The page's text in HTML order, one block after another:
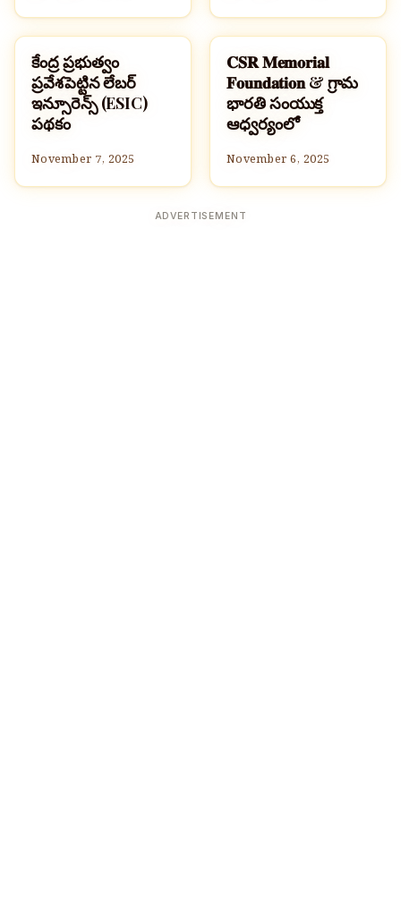
సమాచారం మరియు సేకరణ
కేంద్ర ప్రభుత్వం
ప్రవేశపెట్టిన లేబర్
ఇన్సూరెన్స్ (ESIC)
పథకం
November 7, 2025
సమాచారం మరియు సేకరణ
𝐂𝐒𝐑 𝐌𝐞𝐦𝐨𝐫𝐢𝐚𝐥
𝐅𝐨𝐮𝐧𝐝𝐚𝐭𝐢𝐨𝐧 & గ్రామ
భారతి సంయుక్త
ఆధ్వర్యంలో
November 6, 2025
ADVERTISEMENT